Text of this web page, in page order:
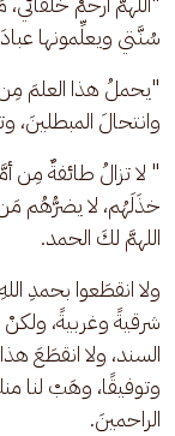
سُنَّتي ويعلِّمونها
"يحملُ هذا العلمَ
وانتحالَ المبطلينَ،
" لا تزالُ طائفةٌ
خذَلَهُم، لا يضرُّهُم
اللهمَّ لكَ الحمد.
ولا انقطَعوا بحمدِ
شرقيةً وغربيةً،
السند، ولا انقطَعَ
وتوفيقًا، وهَبْ لنا
الراحمينَ.